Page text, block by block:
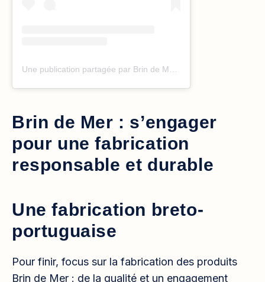
Brin de Mer : s’engager
pour une fabrication
responsable et durable
Une fabrication breto-
portuguaise
Pour finir, focus sur la fabrication des produits
Brin de Mer : de la qualité et un engagement